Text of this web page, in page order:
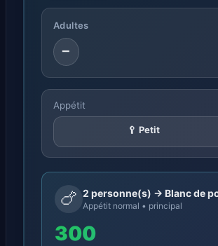
Adultes
−
Appétit
🥄 Petit
🍗 2 personne(s) → Blanc de
Appétit normal • principal
300